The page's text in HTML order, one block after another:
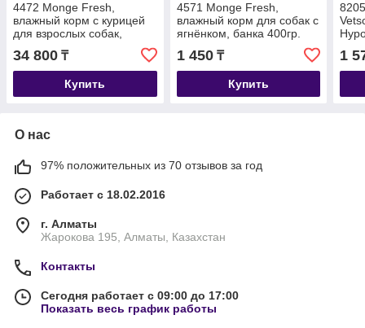
4472 Monge Fresh,
влажный корм с курицей
для взрослых собак,
уп.24*400гр.
34 800 ₸
Купить
4571 Monge Fresh,
влажный корм для собак с
ягнёнком, банка 400гр.
1 450₸
Купить
1
О нас
97% положительных из 70 отзывов за год
Работает с 18.02.2016
г. Алматы
Жарокова 195, Алматы, Казахстан
Контакты
Сегодня работает с 09:00 до 17:00
Показать весь график работы